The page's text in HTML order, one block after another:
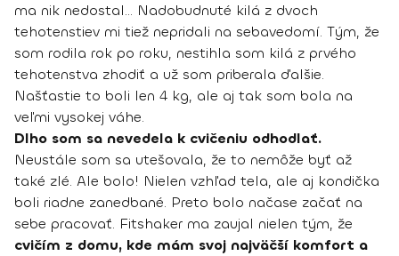
ma nik nedostal… Nadobudnuté kilá z dvoch
tehotenstiev mi tiež nepridali na sebavedomí. Tým, že
som rodila rok po roku, nestihla som kilá z prvého
tehotenstva zhodiť a už som priberala ďalšie.
Našťastie to boli len 4 kg, ale aj tak som bola na
veľmi vysokej váhe.
Dlho som sa nevedela k cvičeniu odhodlať.
Neustále som sa utešovala, že to nemôže byť až
také zlé. Ale bolo! Nielen vzhľad tela, ale aj kondička
boli riadne zanedbané. Preto bolo načase začať na
sebe pracovať. Fitshaker ma zaujal nielen tým, že
cvičím z domu, kde mám svoj najväčší komfort a